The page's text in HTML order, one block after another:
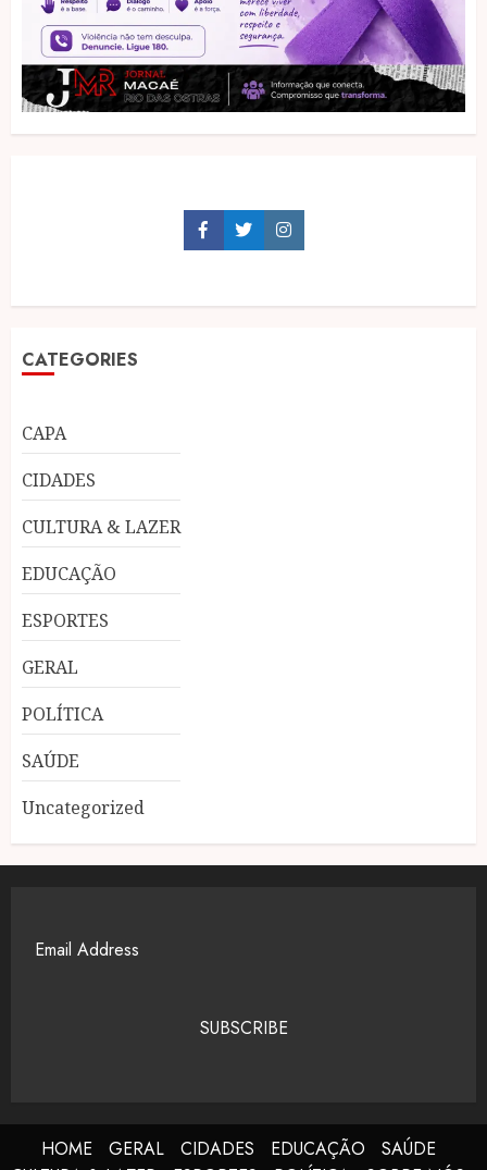
FacebookTwitterInstagram
CATEGORIES
CAPA
CIDADES
CULTURA & LAZER
EDUCAÇÃO
ESPORTES
GERAL
POLÍTICA
SAÚDE
Uncategorized
SUBSCRIBE
HOME GERAL CIDADES EDUCAÇÃO
SAÚDE